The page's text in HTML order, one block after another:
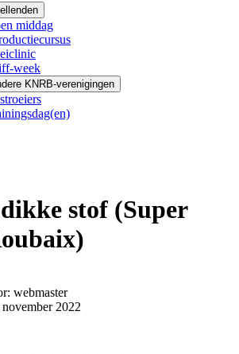
middag
week
KNRB-verenigingen
stof (Super
webmaster
2022